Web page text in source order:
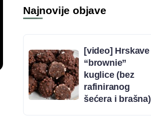
Najnovije objave
[video] Hrskave
“brownie”
kuglice (bez
rafiniranog
šećera i brašna)